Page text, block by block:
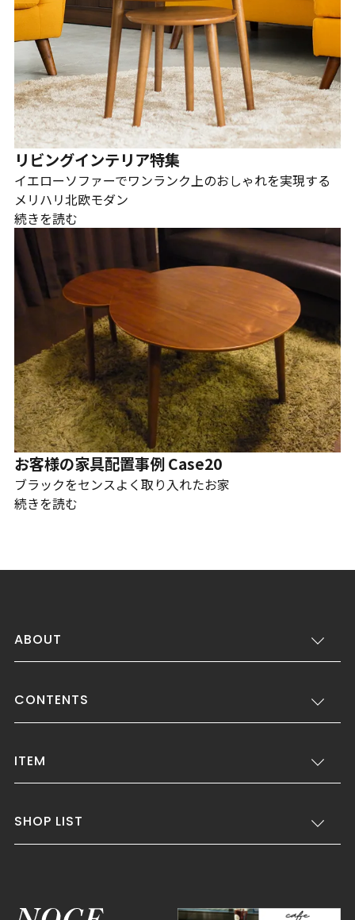
リビングインテリア特集
イエローソファーでワンランク上のおしゃれを実現する
メリハリ北欧モダン
続きを読む
お客様の家具配置事例 Case20
ブラックをセンスよく取り入れたお家
続きを読む
ABOUT
CONTENTS
ITEM
SHOP LIST